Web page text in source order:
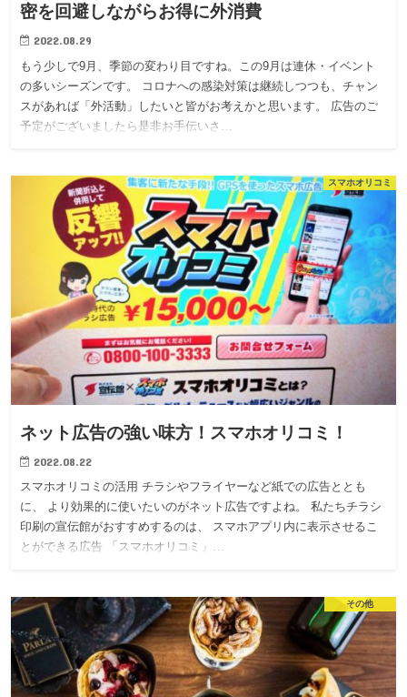
密を回避しながらお得に外消費
2022.08.29
もう少しで9月、季節の変わり目ですね。この9月は連休・イベント
の多いシーズンです。 コロナへの感染対策は継続しつつも、チャン
スがあれば「外活動」したいと皆がお考えかと思います。 広告のご
予定がございましたら是非お手伝いさ…
スマホオリコミ
ネット広告の強い味方！スマホオリコミ！
2022.08.22
スマホオリコミの活用 チラシやフライヤーなど紙での広告ととも
に、 より効果的に使いたいのがネット広告ですよね。 私たちチラシ
印刷の宣伝館がおすすめするのは、 スマホアプリ内に表示させるこ
とができる広告 「スマホオリコミ」…
その他